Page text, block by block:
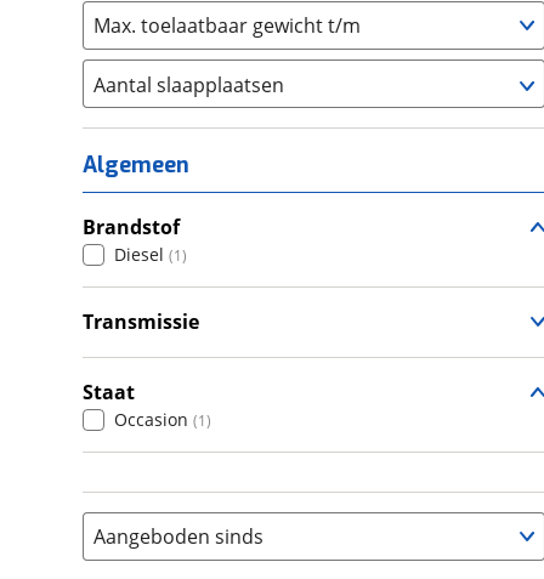
Max. toelaatbaar gewicht t/m
Aantal slaapplaatsen
1 (0)
2 (0)
3 (0)
4 (0)
5 (0)
6+ (0)
Algemeen
Brandstof
Diesel (1)
Transmissie
Staat
Occasion (1)
Aangeboden sinds